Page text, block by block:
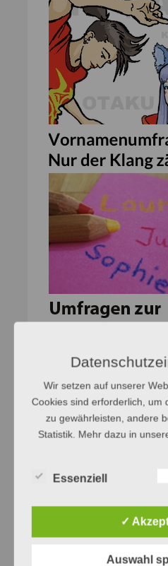
Finde uns auf
Wir setzen auf unserer
Cookies sind erforderlich, um
zu gewährleisten, andere
Statistik. Mehr dazu in
Essenziell
✓
Auswahl